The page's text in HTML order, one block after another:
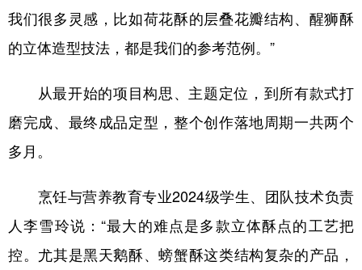
我们很多灵感，比如荷花酥的层叠花瓣结构、醒狮酥
的立体造型技法，都是我们的参考范例。”
从最开始的项目构思、主题定位，到所有款式打
磨完成、最终成品定型，整个创作落地周期一共两个
多月。
烹饪与营养教育专业2024级学生、团队技术负责
人李雪玲说：“最大的难点是多款立体酥点的工艺把
控。尤其是黑天鹅酥、螃蟹酥这类结构复杂的产品，